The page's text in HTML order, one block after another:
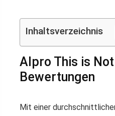
Inhaltsverzeichnis
Alpro This is
Bewertungen
Mit einer